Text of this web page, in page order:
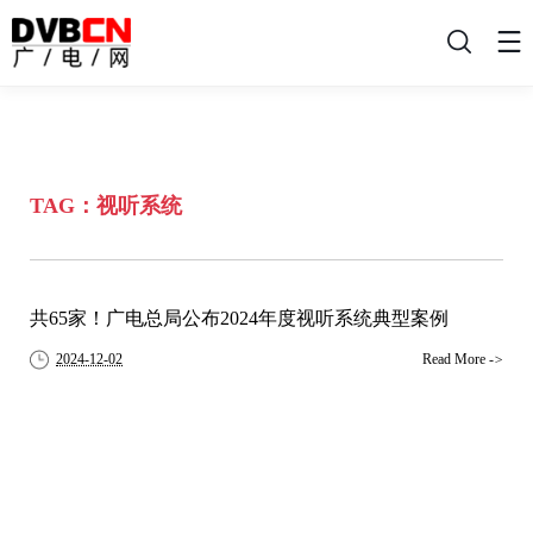
搜
TAG：视听系统
共65家！广电总局公布2024年度视听系统典型案例
2024-12-02 Read More ->